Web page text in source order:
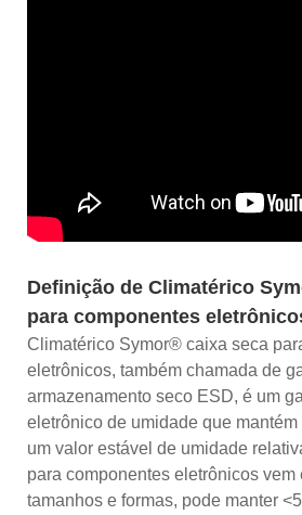
Definição de Climatérico
para componentes
Climatérico Symor® caixa seca
eletrônicos, também chamada de
armazenamento seco ESD, é um
eletrônico de umidade que
um valor estável de umidade
para componentes eletrônicos vem
tamanhos e formas, pode manter